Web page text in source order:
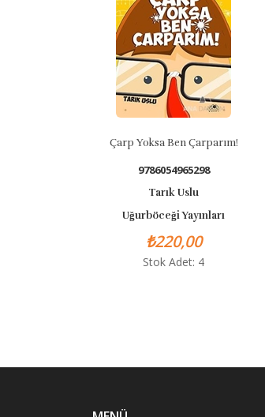
Çarp Yoksa Ben Çarparım!
9786054965298
Tarık Uslu
Uğurböceği Yayınları
₺220,00
Stok Adet: 4